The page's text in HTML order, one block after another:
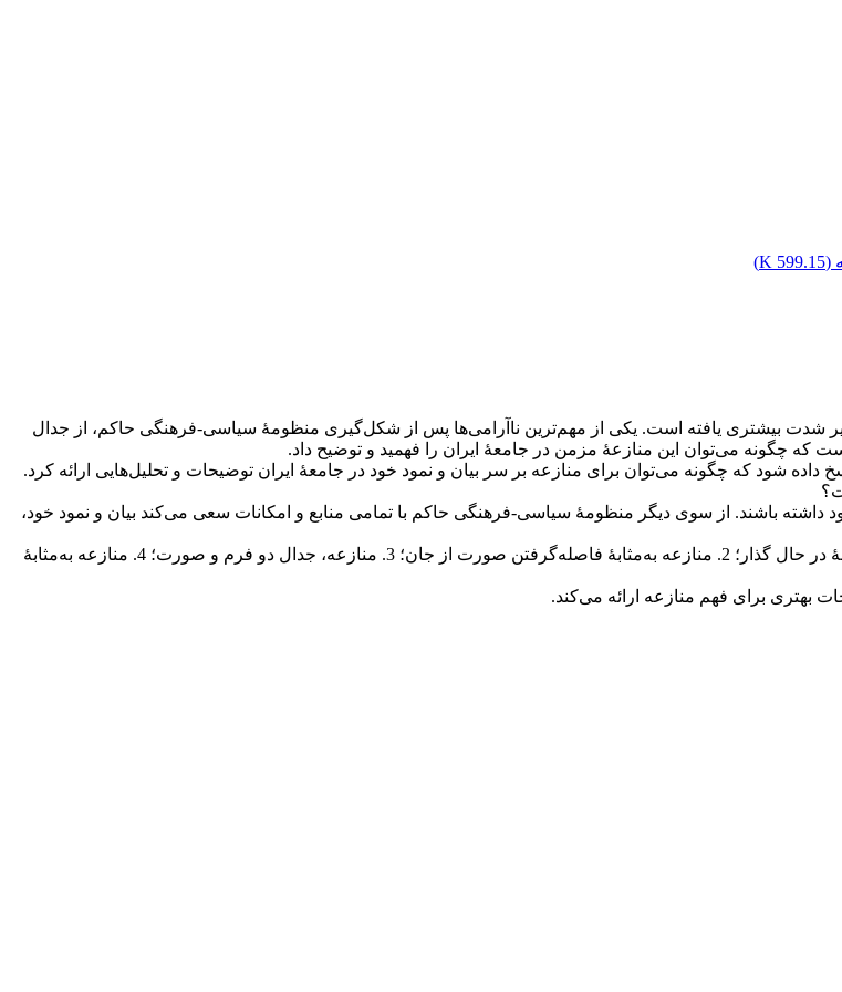
(
599.15 K
)
شدت بیشتری یافته است. یکی از مهم‌ترین ناآرامی‌ها پس از شکل‌گیری منظومۀ سیاسی-فرهنگی حاکم، از جدال
چگونه می‌توان این منازعۀ مزمن در جامعۀ ایران را فهمید و توضیح داد.
شود که چگونه می‌توان برای منازعه بر سر بیان و نمود خود در جامعۀ ایران توضیحات و تحلیل‌هایی ارائه کرد.
باشند. از سوی دیگر منظومۀ سیاسی-فرهنگی حاکم با تمامی منابع و امکانات سعی می‌کند بیان و نمود خود،
چهار رویکرد برای فهم منازعه مورد بحث قرار گرفته است: 1. منازعه به‌مثابۀ آنومی جامعۀ در حال گذار؛ 2. منازعه به‌مثابۀ فاصله‌گرفتن صورت از جان؛ 3. منازعه، جدال دو فرم و صورت؛ 4. منازعه به‌مثابۀ
بهتری برای فهم منازعه ارائه می‌کند.